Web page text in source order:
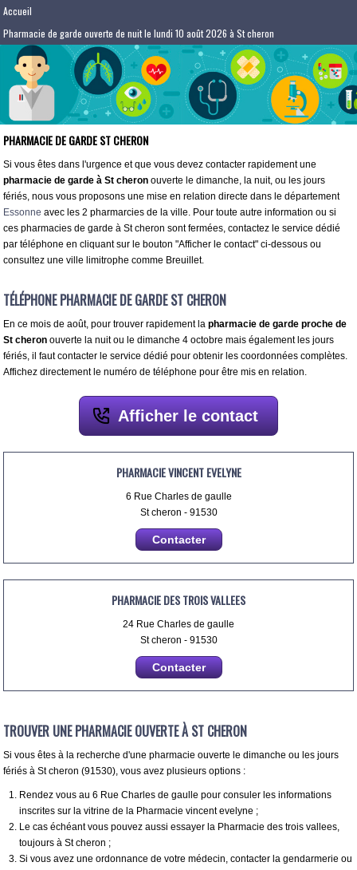
Accueil
Pharmacie de garde ouverte de nuit le lundi 10 août 2026 à St cheron
PHARMACIE DE GARDE ST CHERON
Si vous êtes dans l'urgence et que vous devez contacter rapidement une
pharmacie de garde à St cheron ouverte le dimanche, la nuit, ou les jours
fériés, nous vous proposons une mise en relation directe dans le département
Essonne avec les 2 pharmarcies de la ville. Pour toute autre information ou si
ces pharmacies de garde à St cheron sont fermées, contactez le service dédié
par téléphone en cliquant sur le bouton "Afficher le contact" ci-dessous ou
consultez une ville limitrophe comme Breuillet.
TÉLÉPHONE PHARMACIE DE GARDE ST CHERON
En ce mois de août, pour trouver rapidement lapharmacie de garde proche de
St cheron ouverte la nuit ou le dimanche 4 octobre mais également les jours
fériés, il faut contacter le service dédié pour obtenir les coordonnées complètes.
Affichez directement le numéro de téléphone pour être mis en relation.
Afficher le contact
PHARMACIE VINCENT EVELYNE
6 Rue Charles de gaulle
St cheron - 91530
Contacter
PHARMACIE DES TROIS VALLEES
24 Rue Charles de gaulle
St cheron - 91530
Contacter
TROUVER UNE PHARMACIE OUVERTE À ST CHERON
Si vous êtes à la recherche d'une pharmacie ouverte le dimanche ou les jours
fériés à St cheron (91530), vous avez plusieurs options :
Rendez vous au 6 Rue Charles de gaulle pour consuler les informations
inscrites sur la vitrine de la Pharmacie vincent evelyne ;
Le cas échéant vous pouvez aussi essayer la Pharmacie des trois vallees,
toujours à St cheron ;
Si vous avez une ordonnance de votre médecin, contacter la gendarmerie ou